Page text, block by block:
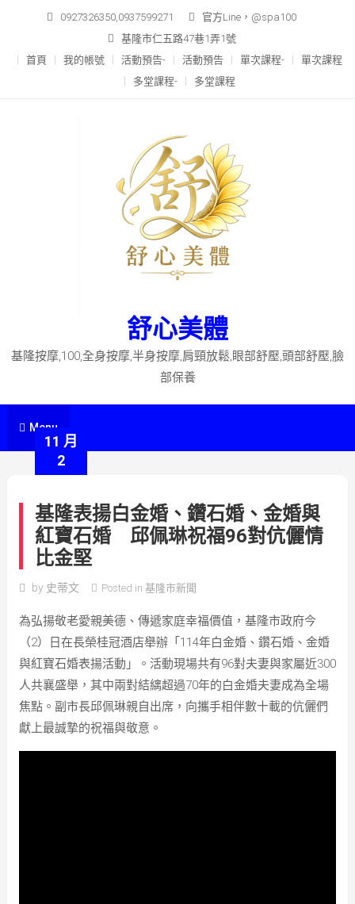
content
0927326350,0937599271
官方Line，@spa100
基隆市仁五路47巷1弄1號
首頁
我的帳號 活動預告- 活動預告 單次課程-
單次課程
多堂課程-
多堂課程
舒心美體
基隆按摩,100,全身按摩,半身按摩,肩頸放鬆,眼部舒壓,頭部舒壓,臉
部保養
Menu
11 月
2
基隆表揚白金婚、鑽石婚、金婚與
紅寶石婚 邱佩琳祝福96對伉儷情
比金堅
by 史蒂文 Posted in 基隆市新聞
為弘揚敬老愛親美德、傳遞家庭幸福價值，基隆市政府今
（2）日在長榮桂冠酒店舉辦「114年白金婚、鑽石婚、金婚
與紅寶石婚表揚活動」。活動現場共有96對夫妻與家屬近300
人共襄盛舉，其中兩對結縭超過70年的白金婚夫妻成為全場
焦點。副市長邱佩琳親自出席，向攜手相伴數十載的伉儷們
獻上最誠摯的祝福與敬意。